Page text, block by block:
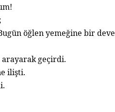
öğlen yemeğine bir deve
arayarak geçirdi.
ilişti.